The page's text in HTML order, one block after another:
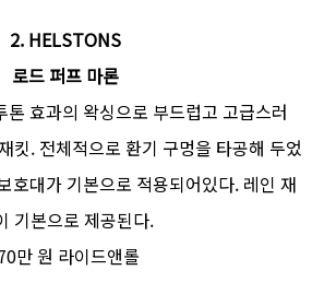
2. HELSTONS
로드 퍼프 마론
톤 효과의 왁싱으로 부드럽고 고급스러
킷. 전체적으로 환기 구멍을 타공해 두었
호대가 기본으로 적용되어있다. 레인 재
기본으로 제공된다.
만 원 라이드앤롤